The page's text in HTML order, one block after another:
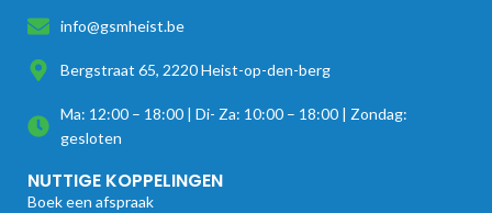
info@gsmheist.be
Bergstraat 65, 2220 Heist-op-den-berg
Ma: 12:00 – 18:00 | Di- Za: 10:00 – 18:00 | Zondag:
gesloten
NUTTIGE KOPPELINGEN
Boek een afspraak